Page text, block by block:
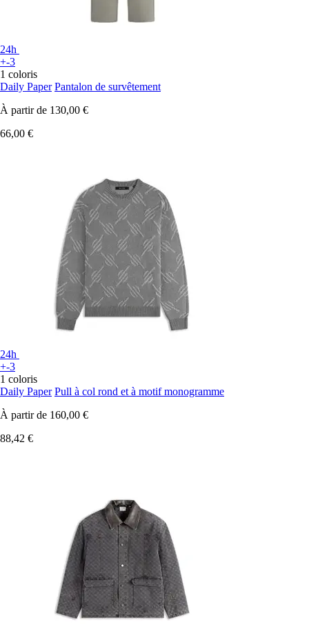
24h
+-3
1 coloris
Daily Paper Pantalon de survêtement
À partir de 130,00 €
66,00 €
24h
+-3
1 coloris
Daily Paper Pull à col rond et à motif monogramme
À partir de 160,00 €
88,42 €